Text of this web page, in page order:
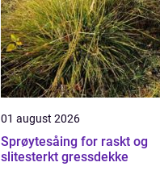
01 august 2026
Sprøytesåing for raskt og
slitesterkt gressdekke